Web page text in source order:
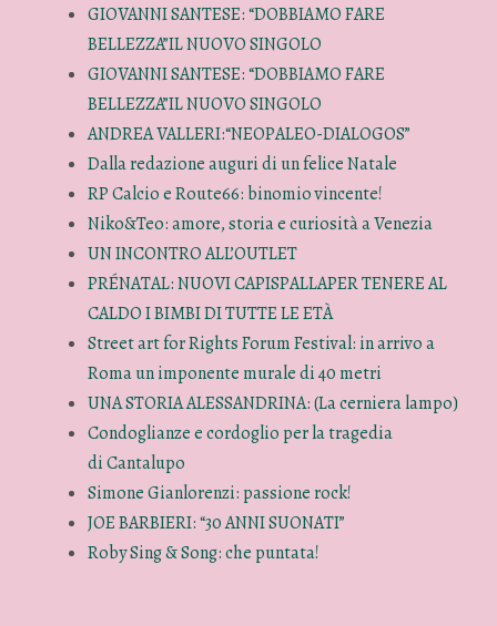
GIOVANNI SANTESE: “DOBBIAMO FARE
BELLEZZA”IL NUOVO SINGOLO
GIOVANNI SANTESE: “DOBBIAMO FARE
BELLEZZA”IL NUOVO SINGOLO
ANDREA VALLERI:“NEOPALEO-DIALOGOS”
Dalla redazione auguri di un felice Natale
RP Calcio e Route66: binomio vincente!
Niko&Teo: amore, storia e curiosità a Venezia
UN INCONTRO ALL’OUTLET
PRÉNATAL: NUOVI CAPISPALLAPER TENERE AL
CALDO I BIMBI DI TUTTE LE ETÀ
Street art for Rights Forum Festival: in arrivo a
Roma un imponente murale di 40 metri
UNA STORIA ALESSANDRINA: (La cerniera lampo)
Condoglianze e cordoglio per la tragedia
di Cantalupo
Simone Gianlorenzi: passione rock!
JOE BARBIERI: “30 ANNI SUONATI”
Roby Sing & Song: che puntata!